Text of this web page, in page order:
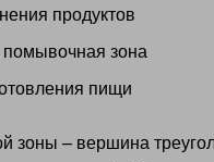
продуктов
зона
пищи
зоны – вершина